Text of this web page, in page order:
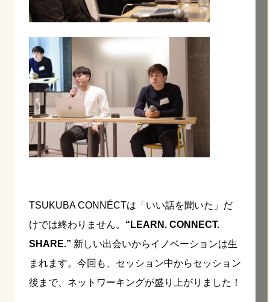
TSUKUBA CONNÉCTは「いい話を聞いた」だ
けでは終わりません。 “LEARN. CONNECT.
SHARE.” 新しい出会いからイノベーションは生
まれます。今回も、セッション中からセッション
後まで、ネットワーキングが盛り上がりました！